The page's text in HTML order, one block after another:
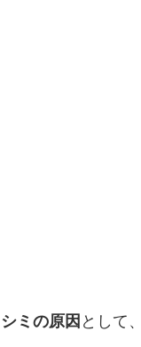
シミの原因 として、